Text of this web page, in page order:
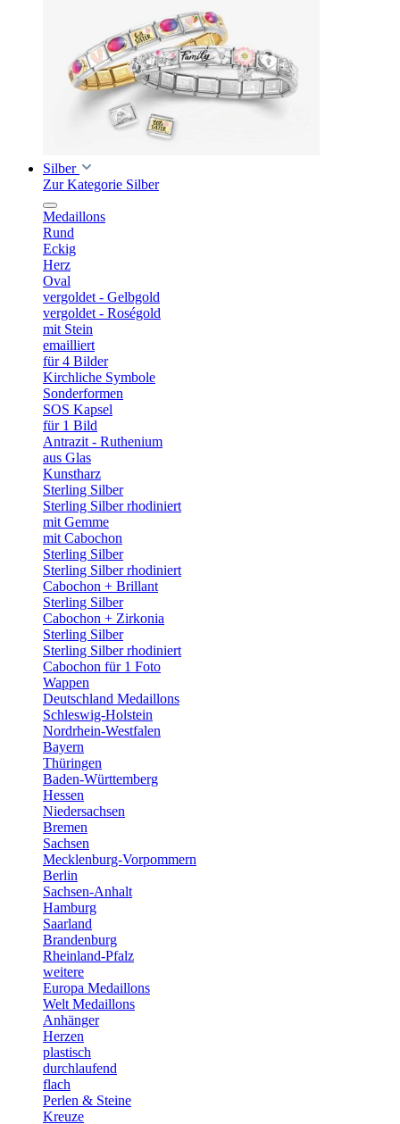
Silber
Zur Kategorie Silber
Medaillons
Rund
Eckig
Herz
Oval
vergoldet - Gelbgold
vergoldet - Roségold
mit Stein
emailliert
für 4 Bilder
Kirchliche Symbole
Sonderformen
SOS Kapsel
für 1 Bild
Antrazit - Ruthenium
aus Glas
Kunstharz
Sterling Silber
Sterling Silber rhodiniert
mit Gemme
mit Cabochon
Sterling Silber
Sterling Silber rhodiniert
Cabochon + Brillant
Sterling Silber
Cabochon + Zirkonia
Sterling Silber
Sterling Silber rhodiniert
Cabochon für 1 Foto
Wappen
Deutschland Medaillons
Schleswig-Holstein
Nordrhein-Westfalen
Bayern
Thüringen
Baden-Württemberg
Hessen
Niedersachsen
Bremen
Sachsen
Mecklenburg-Vorpommern
Berlin
Sachsen-Anhalt
Hamburg
Saarland
Brandenburg
Rheinland-Pfalz
weitere
Europa Medaillons
Welt Medaillons
Anhänger
Herzen
plastisch
durchlaufend
flach
Perlen & Steine
Kreuze